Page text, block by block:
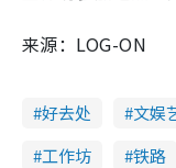
来源：LOG-ON
好去处 文娱
工作坊
铁路